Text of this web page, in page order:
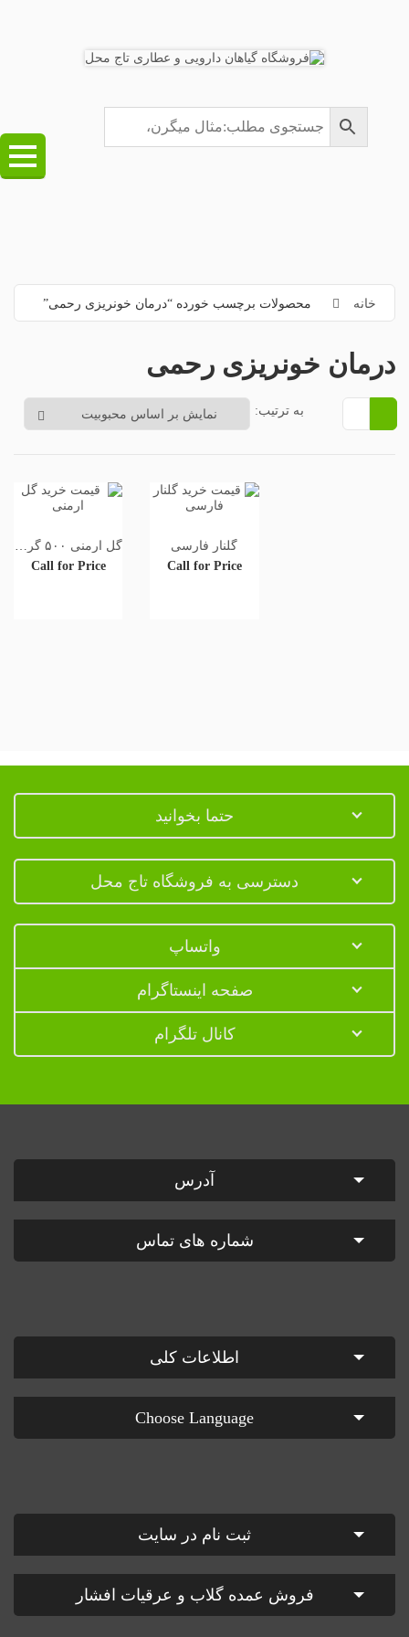
خانه محصولات برچسب خورده “درمان خونریزی رحمی”
درمان خونریزی رحمی
به ترتیب:
گل ارمنی ۵۰۰ گرمی
Call for Price
گلنار فارسی
Call for Price
حتما بخوانید
دسترسی به فروشگاه تاج محل
واتساپ
صفحه اینستاگرام
کانال تلگرام
آدرس
شماره های تماس
اطلاعات کلی
Choose Language
ثبت نام در سایت
فروش عمده گلاب و عرقیات افشار